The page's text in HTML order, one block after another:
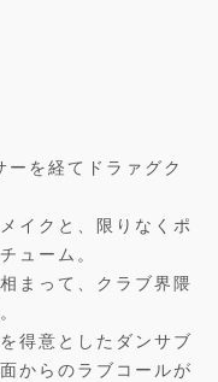
を経てドラァグク
イクと、限りなくポ
ューム。
まって、クラブ界隈
得意としたダンサブ
からのラブコールが